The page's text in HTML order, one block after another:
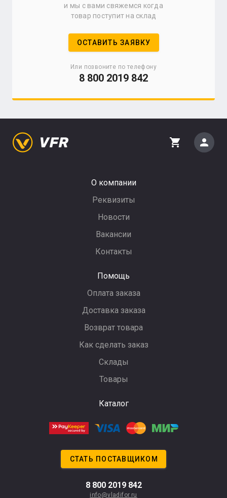
и мы с вами свяжемся когда
товар поступит на склад
ОСТАВИТЬ ЗАЯВКУ
Или позвоните по телефону
8 800 2019 842
О компании
Реквизиты
Новости
Вакансии
Контакты
Помощь
Оплата заказа
Доставка заказа
Возврат товара
Как сделать заказ
Склады
Товары
Каталог
shopping_cart person
СТАТЬ ПОСТАВЩИКОМ
8 800 2019 842
info@vladifor.ru